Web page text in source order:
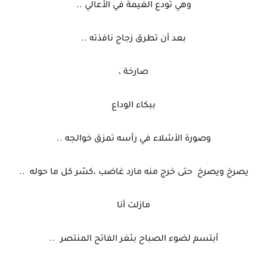
وهي تودع الغيمة في الأعالي ..
بعد أن تطرق زجاج نافذته ..
صارخة ،
ببكاء الوداع
وصورة الأشلاء في رأسه تمزق خوالجه ..
يصرخ ويصرخ حتى خرج منه مارد غاضب ،كسّر كل ما حوله ..
مازلت أنا
أبتسم لضوء الصباح بثغر الفاتح المنتصر ..